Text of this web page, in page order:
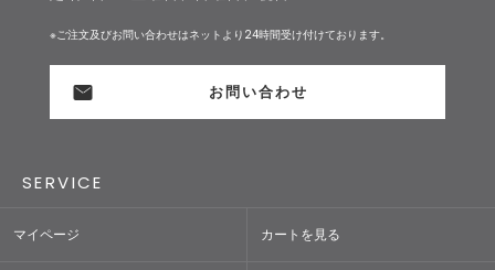
※ご注文及びお問い合わせはネットより24時間受け付けております。
お問い合わせ
SERVICE
マイページ カートを見る